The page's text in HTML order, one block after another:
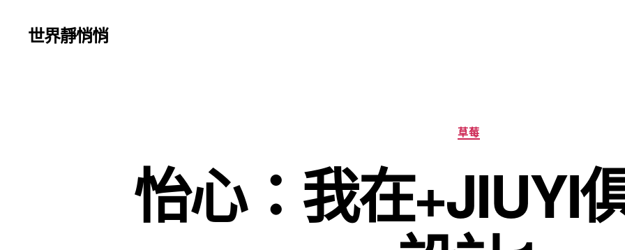
世界靜悄悄
分
類
草莓
怡心：我在+JIUYI